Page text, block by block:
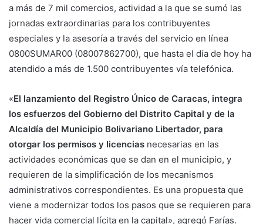
a más de 7 mil comercios, actividad a la que se sumó las
jornadas extraordinarias para los contribuyentes
especiales y la asesoría a través del servicio en línea
0800SUMAR00 (08007862700), que hasta el día de hoy ha
atendido a más de 1.500 contribuyentes vía telefónica.
«El lanzamiento del Registro Único de Caracas, integra
los esfuerzos del Gobierno del Distrito Capital y de la
Alcaldía del Municipio Bolivariano Libertador, para
otorgar los permisos y licencias necesarias en las
actividades económicas que se dan en el municipio, y
requieren de la simplificación de los mecanismos
administrativos correspondientes. Es una propuesta que
viene a modernizar todos los pasos que se requieren para
hacer vida comercial lícita en la capital», agregó Farías.